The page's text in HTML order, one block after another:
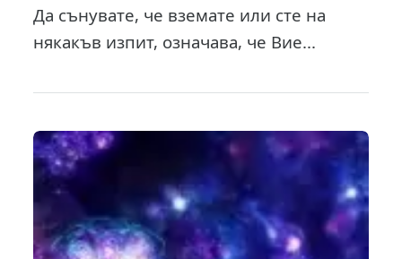
Да сънувате, че вземате или сте на
някакъв изпит, означава, че Вие...